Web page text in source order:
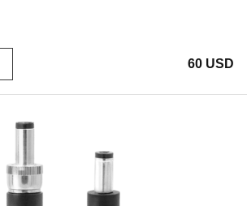
60 USD